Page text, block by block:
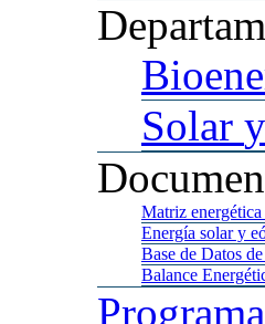
Solar
Matriz
Energía solar y
Base de Datos
Balance
Programa